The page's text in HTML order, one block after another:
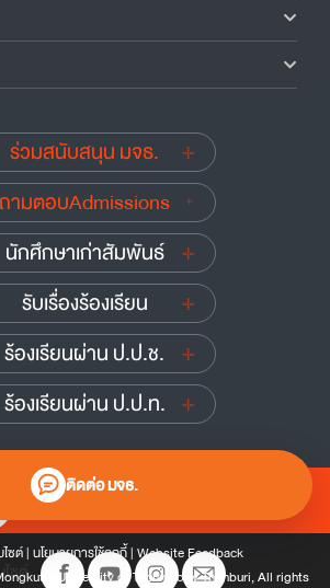
ติดต่อ มจธ.
ร่วมสนับสนุน มจธ.
ถามตอบAdmissions
นักศึกษาเก่าสัมพันธ์
รับเรื่องร้องเรียน
ร้องเรียนผ่าน ป.ป.ช.
ร้องเรียนผ่าน ป.ป.ท.
0 2470 8000
ไซต์
ซต์| นโยบายการใช้คุกกี้| Website Feedback
University of Technology Thonburi, All rights